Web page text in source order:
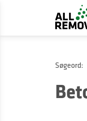
Søgeord: